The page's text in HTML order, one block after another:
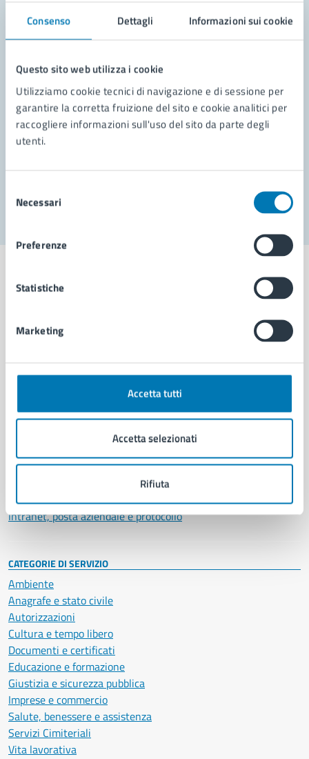
Consenso Dettagli Informazioni sui cookie
Questo sito web utilizza i cookie
Utilizziamo cookie tecnici di navigazione e di sessione per
garantire la corretta fruizione del sito e cookie analitici per
raccogliere informazioni sull'uso del sito da parte degli
utenti.
delNecessari
Preferenze
Statistiche
Marketing
Accetta tutti
Accetta selezionati
Rifiuta
Contatta il comune
Leggi le domande frequenti
Richiedi assistenza
Prenota appuntamento
Municipalità
Politici
Documenti e dati
Intranet, posta aziendale e protocollo
CATEGORIE DI SERVIZIO
Ambiente
Anagrafe e stato civile
Autorizzazioni
Cultura e tempo libero
Documenti e certificati
Educazione e formazione
Giustizia e sicurezza pubblica
Imprese e commercio
Salute, benessere e assistenza
Servizi Cimiteriali
Vita lavorativa